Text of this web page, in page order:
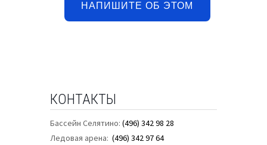
НАПИШИТЕ ОБ ЭТОМ
КОНТАКТЫ
Бассейн Селятино: (496) 342 98 28
Ледовая арена: (496) 342 97 64